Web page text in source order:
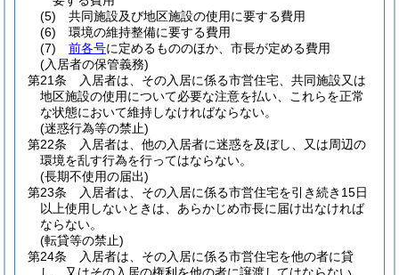
(5)
共同施設及び地区施設の使用に要する費用
(6)
環境の維持整備に要する費用
(7)
前各号に定めるもののほか、市長が定める費用
(入居者の保管義務)
第21条
入居者は、その入居に係る市営住宅、共同施設又は
地区施設の使用について必要な注意を払い、これらを正常
な状態において維持しなければならない。
(迷惑行為等の禁止)
第22条
入居者は、他の入居者に迷惑を及ぼし、又は周辺の
環境を乱す行為を行ってはならない。
(長期不使用の届出)
第23条
入居者は、その入居に係る市営住宅を引き続き15日
以上使用しないときは、あらかじめ市長に届け出なければ
ならない。
(転貸等の禁止)
第24条
入居者は、その入居に係る市営住宅を他の者に貸